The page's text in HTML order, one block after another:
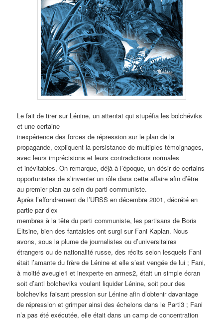
Le fait de tirer sur Lénine, un attentat qui stupéfia les bolchéviks
et une certaine
inexpérience des forces de répression sur le plan de la
propagande, expliquent la persistance de multiples témoignages,
avec leurs imprécisions et leurs contradictions normales
et inévitables. On remarque, déjà à l’époque, un désir de certains
opportunistes de s’inventer un rôle dans cette affaire afin d’être
au premier plan au sein du parti communiste.
Après l’effondrement de l’URSS en décembre 2001, décrété en
partie par d’ex
membres à la tête du parti communiste, les partisans de Boris
Eltsine, bien des fantaisies ont surgi sur Fani Kaplan. Nous
avons, sous la plume de journalistes ou d’universitaires
étrangers ou de nationalité russe, des récits selon lesquels Fani
était l’amante du frère de Lénine et elle s’est vengée de lui ; Fani,
à moitié aveugle1 et inexperte en armes2, était un simple écran
soit d’anti bolcheviks voulant liquider Lénine, soit pour des
bolcheviks faisant pression sur Lénine afin d’obtenir davantage
de répression et grimper ainsi des échelons dans le Parti3 ; Fani
n’a pas été exécutée, elle était dans un camp de concentration